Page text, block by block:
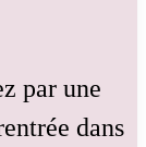
par une
dans